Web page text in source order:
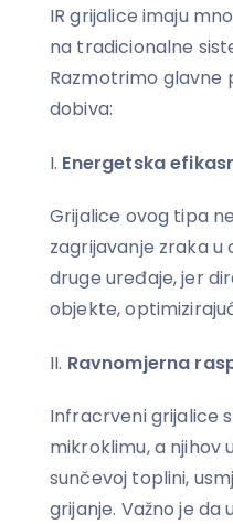
IR grijalice imaju
na tradicionalne
Razmotrimo glavne
dobiva:
Energetska
Grijalice ovog tipa
zagrijavanje zraka u
druge uređaje, jer
objekte,
Ravnomjerna
Infracrveni grijalice
mikroklimu, a njihov
sunčevoj toplini,
grijanje. Važno je